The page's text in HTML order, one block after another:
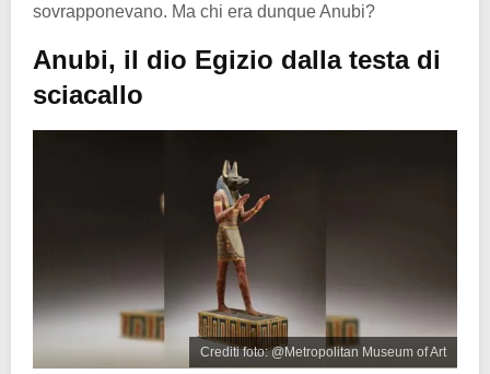
sovrapponevano. Ma chi era dunque Anubi?
Anubi, il dio Egizio dalla testa di
sciacallo
Crediti foto: @Metropolitan Museum of Art